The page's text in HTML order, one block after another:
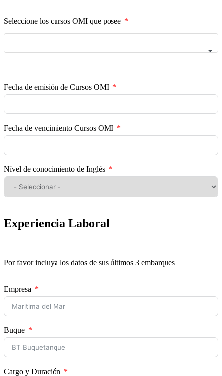
Seleccione los cursos OMI que posee
Fecha de emisión de Cursos OMI
Fecha de vencimiento Cursos OMI
Nível de conocimiento de Inglés
Experiencia Laboral
Por favor incluya los datos de sus últimos 3 embarques
Empresa
Buque
Cargo y Duración